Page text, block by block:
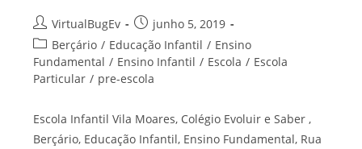
VirtualBugEv
junho 5, 2019
Berçário / Educação Infantil / Ensino
Fundamental / Ensino Infantil / Escola / Escola
Particular / pre-escola
Escola Infantil Vila Moares, Colégio Evoluir e Saber ,
Berçário, Educação Infantil, Ensino Fundamental, Rua